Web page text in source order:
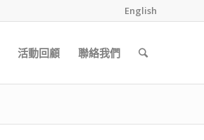
English
活動回顧 聯絡我們